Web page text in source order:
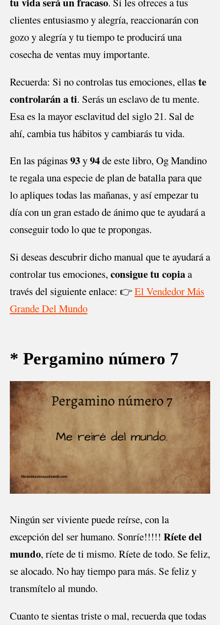
clientes entusiasmo y alegría, reaccionarán con
gozo y alegría y tu tiempo te producirá una
cosecha de ventas muy importante.
Recuerda: Si no controlas tus emociones, ellaste
controlarán a ti. Serás un esclavo de tu mente.
Esa es la mayor esclavitud del siglo 21. Sal de
ahí, cambia tus hábitos y cambiarás tu vida.
En las páginas93y94de este libro, Og Mandino
te regala una especie de plan de batalla para que
lo apliques todas las mañanas, y así empezar tu
día con un gran estado de ánimo que te ayudará a
conseguir todo lo que te propongas.
Si deseas descubrir dicho manual que te ayudará a
controlar tus emociones, consigue tu copiaa
través del siguiente enlace: 👉El Vendedor Más
Grande Del Mundo
* Pergamino número 7
Ningún ser viviente puede reírse, con la
excepción del ser humano. Sonríe!!!!! Ríete del
mundo, ríete de ti mismo. Ríete de todo. Se feliz,
se alocado. No hay tiempo para más. Se feliz y
transmítelo al mundo.
Cuanto te sientas triste o mal, recuerda que todas